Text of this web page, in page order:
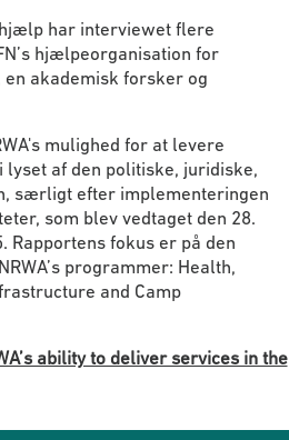
har interviewet flere
hjælpeorganisation for
akademisk forsker og
mulighed for at levere
af den politiske, juridiske,
særligt efter implementeringen
som blev vedtaget den 28.
Rapportens fokus er på den
programmer: Health,
and Camp
ability to deliver services in the